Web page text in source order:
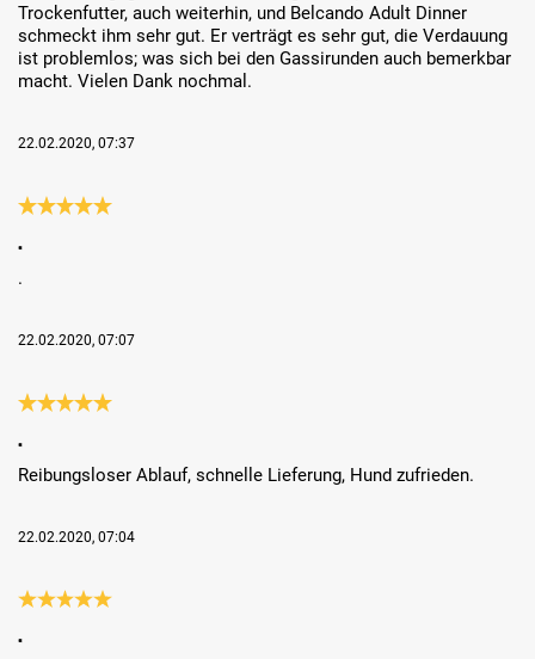
Trockenfutter, auch weiterhin, und Belcando Adult Dinner
schmeckt ihm sehr gut. Er verträgt es sehr gut, die Verdauung
ist problemlos; was sich bei den Gassirunden auch bemerkbar
macht. Vielen Dank nochmal.
22.02.2020, 07:37
.
.
22.02.2020, 07:07
.
Reibungsloser Ablauf, schnelle Lieferung, Hund zufrieden.
22.02.2020, 07:04
.